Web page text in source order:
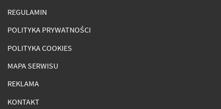
REGULAMIN
POLITYKA PRYWATNOŚCI
POLITYKA COOKIES
MAPA SERWISU
REKLAMA
KONTAKT